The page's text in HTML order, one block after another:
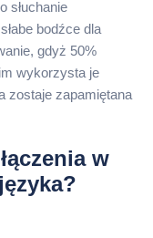
słuchanie
bodźce dla
gdyż 50%
wykorzysta je
zostaje zapamiętana
w